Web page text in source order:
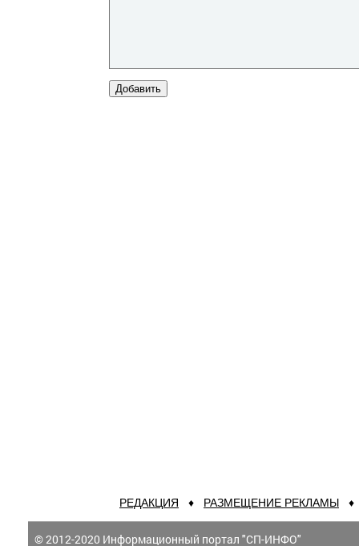
РЕДАКЦИЯ ♦ РАЗМЕЩЕНИЕ РЕКЛАМЫ
© 2012-2020 Информационный портал "СП-ИНФО"